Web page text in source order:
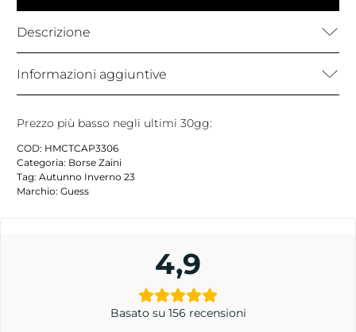
Descrizione
Informazioni aggiuntive
Prezzo più basso negli ultimi 30gg:
COD: HMCTCAP3306
Categoria: Borse Zaini
Tag: Autunno Inverno 23
Marchio: Guess
4,9
Basato su 156 recensioni